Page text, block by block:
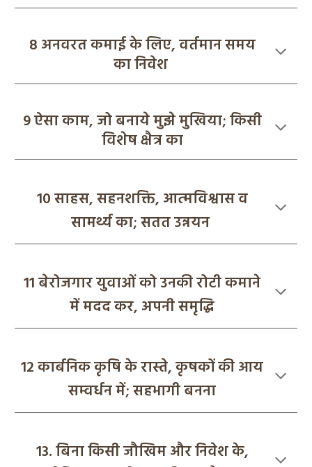
8 अनवरत कमाई के लिए, वर्तमान समय
का निवेश
9ऐसा काम, जो बनाये मुझे मुखिया;किसी
विशेषक्षैत्र का
10 साहस, सहनशक्ति, आत्मविश्वास व
सामर्थ्य का; सतत उन्नयन
11 बेरोजगार युवाओं को उनकी रोटी कमाने
में मदद कर, अपनी समृद्धि
12कार्बनिक कृषि के रास्ते, कृषकों की आय
सम्वर्धन में; सहभागी बनना
13. बिना किसी जौखिम और निवेश के,